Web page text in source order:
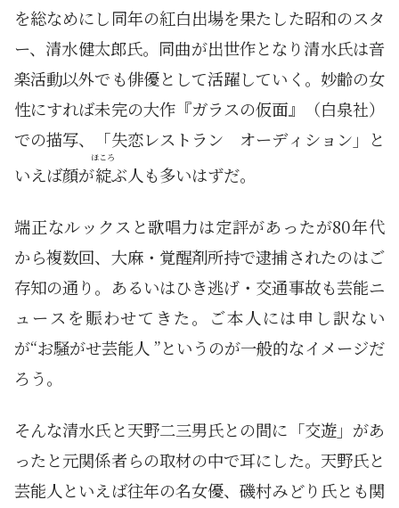
を総なめにし同年の紅白出場を果たした昭和のスタ
ー、清水健太郎氏。同曲が出世作となり清水氏は音
楽活動以外でも俳優として活躍していく。妙齢の女
性にすれば未完の大作『ガラスの仮面』（白泉社）
での描写、「失恋レストラン オーディション」と
いえば顔が綻
ほころ
ぶ人も多いはずだ。
端正なルックスと歌唱力は定評があったが80年代
から複数回、大麻・覚醒剤所持で逮捕されたのはご
存知の通り。あるいはひき逃げ・交通事故も芸能ニ
ュースを賑わせてきた。ご本人には申し訳ない
が“お騒がせ芸能人 ”というのが一般的なイメージだ
ろう。
そんな清水氏と天野二三男氏との間に「交遊」があ
ったと元関係者らの取材の中で耳にした。天野氏と
芸能人といえば往年の名女優、磯村みどり氏とも関